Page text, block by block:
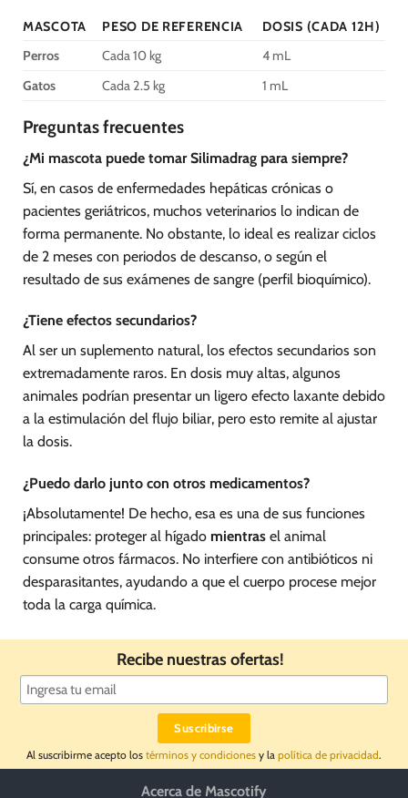
MASCOTA PESO DE REFERENCIA
DOSIS (CADA 12H)
Perros
Cada 10 kg
4 mL
Gatos
Cada 2.5 kg 1 mL
Preguntas frecuentes
¿Mi mascota puede tomar Silimadrag para siempre?
Sí, en casos de enfermedades hepáticas crónicas o
pacientes geriátricos, muchos veterinarios lo indican de
forma permanente. No obstante, lo ideal es realizar ciclos
de 2 meses con periodos de descanso, o según el
resultado de sus exámenes de sangre (perfil bioquímico).
¿Tiene efectos secundarios?
Al ser un suplemento natural, los efectos secundarios son
extremadamente raros. En dosis muy altas, algunos
animales podrían presentar un ligero efecto laxante debido
a la estimulación del flujo biliar, pero esto remite al ajustar
la dosis.
¿Puedo darlo junto con otros medicamentos?
¡Absolutamente! De hecho, esa es una de sus funciones
principales: proteger al hígado mientras el animal
consume otros fármacos. No interfiere con antibióticos ni
desparasitantes, ayudando a que el cuerpo procese mejor
toda la carga química.
Recibe nuestras ofertas!
Al suscribirme acepto los términos y condiciones y la política de privacidad.
Acerca de Mascotify